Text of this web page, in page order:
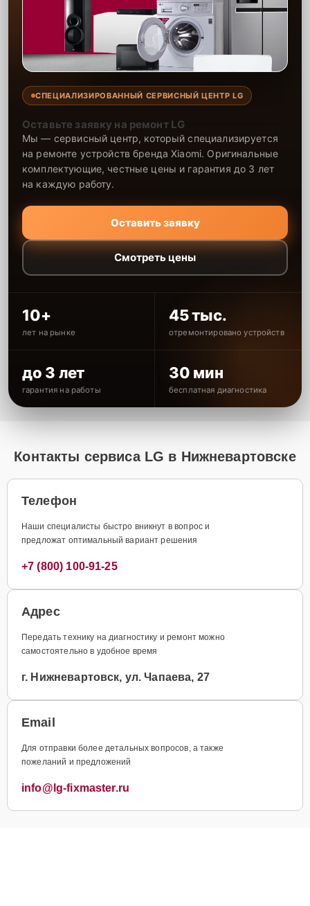
СПЕЦИАЛИЗИРОВАННЫЙ СЕРВИСНЫЙ ЦЕНТР LG
Оставьте заявку на ремонт LG
Мы — сервисный центр, который специализируется
на ремонте устройств бренда Xiaomi. Оригинальные
комплектующие, честные цены и гарантия до 3 лет
на каждую работу.
Оставить заявку
Смотреть цены
10+
лет на рынке
45 тыс.
отремонтировано устройств
до 3 лет
гарантия на работы
30 мин
бесплатная диагностика
Контакты сервиса LG в Нижневартовске
Телефон
Наши специалисты быстро вникнут в вопрос и
предложат оптимальный вариант решения
+7 (800) 100-91-25
Адрес
Передать технику на диагностику и ремонт можно
самостоятельно в удобное время
г. Нижневартовск, ул. Чапаева, 27
Email
Для отправки более детальных вопросов, а также
пожеланий и предложений
info@lg-fixmaster.ru